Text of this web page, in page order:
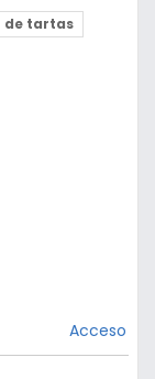
de tartas
Acceso